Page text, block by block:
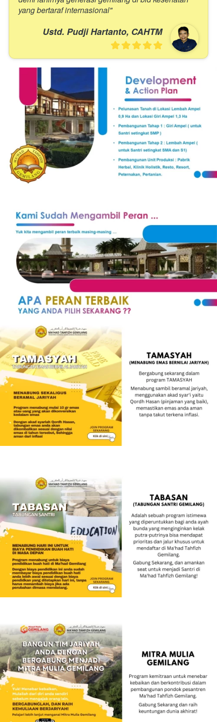
yang bertaraf internasional"
Ustd. Pudji Hartanto, CAHTM